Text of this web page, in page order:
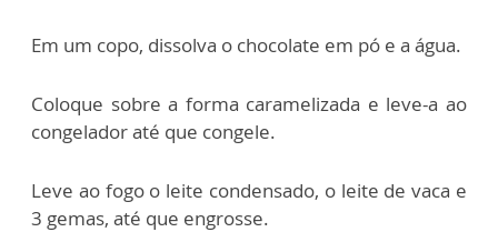
Em um copo, dissolva o chocolate em pó e a água.
Coloque sobre a forma caramelizada e leve-a ao
congelador até que congele.
Leve ao fogo o leite condensado, o leite de vaca e
3 gemas, até que engrosse.